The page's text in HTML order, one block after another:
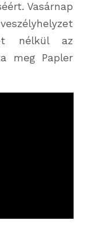
Vasárnap
nélkül az
meg Papler